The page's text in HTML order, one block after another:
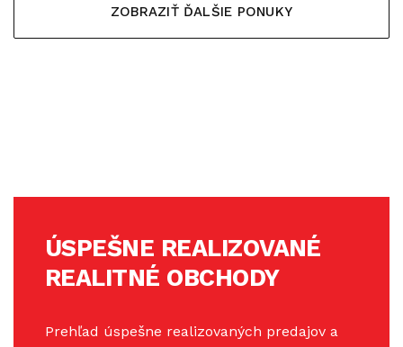
ZOBRAZIŤ ĎALŠIE PONUKY
ÚSPEŠNE REALIZOVANÉ
REALITNÉ OBCHODY
Prehľad úspešne realizovaných predajov a